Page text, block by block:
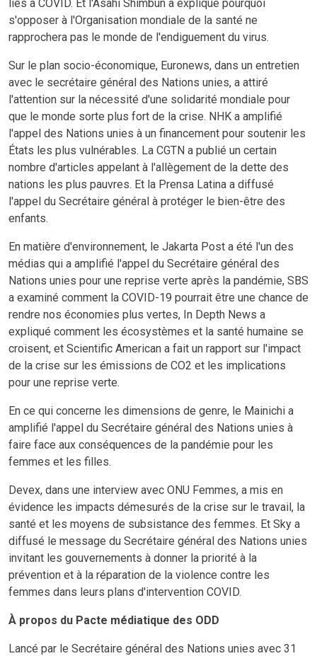
liés à COVID. Et l'Asahi Shimbun a expliqué pourquoi
s'opposer à l'Organisation mondiale de la santé ne
rapprochera pas le monde de l'endiguement du virus.
Sur le plan socio-économique, Euronews, dans un entretien
avec le secrétaire général des Nations unies, a attiré
l'attention sur la nécessité d'une solidarité mondiale pour
que le monde sorte plus fort de la crise. NHK a amplifié
l'appel des Nations unies à un financement pour soutenir les
États les plus vulnérables. La CGTN a publié un certain
nombre d'articles appelant à l'allègement de la dette des
nations les plus pauvres. Et la Prensa Latina a diffusé
l'appel du Secrétaire général à protéger le bien-être des
enfants.
En matière d'environnement, le Jakarta Post a été l'un des
médias qui a amplifié l'appel du Secrétaire général des
Nations unies pour une reprise verte après la pandémie, SBS
a examiné comment la COVID-19 pourrait être une chance de
rendre nos économies plus vertes, In Depth News a
expliqué comment les écosystèmes et la santé humaine se
croisent, et Scientific American a fait un rapport sur l'impact
de la crise sur les émissions de CO2 et les implications
pour une reprise verte.
En ce qui concerne les dimensions de genre, le Mainichi a
amplifié l'appel du Secrétaire général des Nations unies à
faire face aux conséquences de la pandémie pour les
femmes et les filles.
Devex, dans une interview avec ONU Femmes, a mis en
évidence les impacts démesurés de la crise sur le travail, la
santé et les moyens de subsistance des femmes. Et Sky a
diffusé le message du Secrétaire général des Nations unies
invitant les gouvernements à donner la priorité à la
prévention et à la réparation de la violence contre les
femmes dans leurs plans d'intervention COVID.
À propos du Pacte médiatique des ODD
Lancé par le Secrétaire général des Nations unies avec 31